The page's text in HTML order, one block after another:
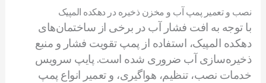
نصب و تعمیر پمپ آب و مخزن ذخیره در دهکده المپیک
با توجه به افت فشار آب در برخی از ساختمان‌های
دهکده المپیک، استفاده از پمپ تقویت فشار و منبع
ذخیره‌سازی آب ضروری شده است. پایپ سرویس
خدمات نصب، تنظیم، هواگیری، و تعمیر انواع پمپ